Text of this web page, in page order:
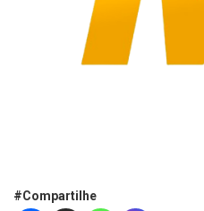
#Compartilhe